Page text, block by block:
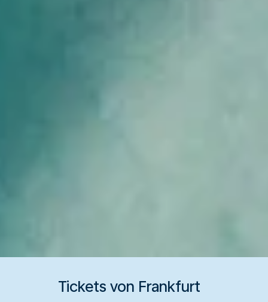
Tickets von Frankfurt